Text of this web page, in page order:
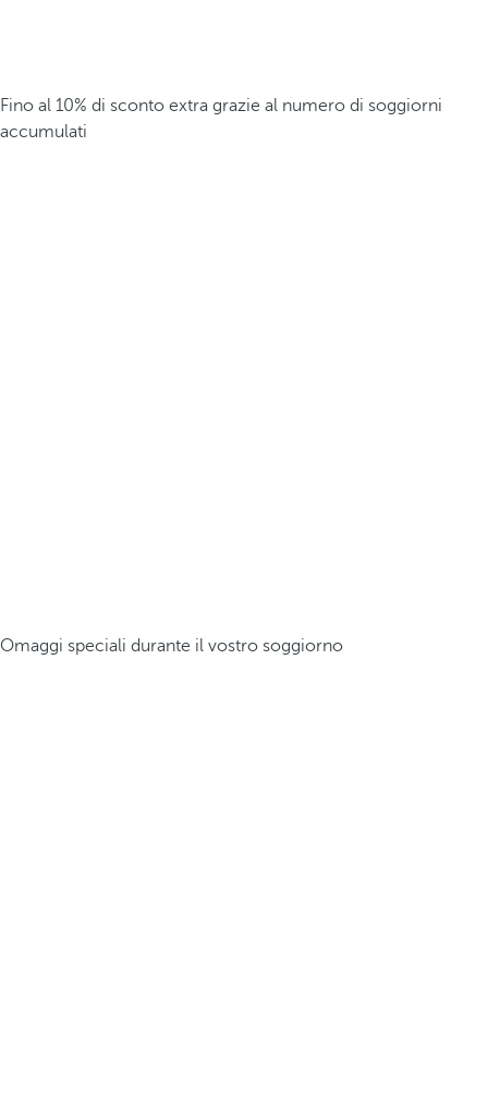
Fino al 10% di sconto extra grazie al numero di soggiorni
accumulati
Omaggi speciali durante il vostro soggiorno